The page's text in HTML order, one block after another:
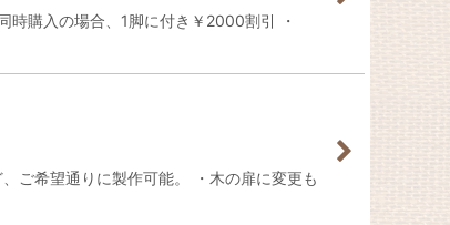
購入の場合、1脚に付き￥2000割引 ・
ご希望通りに製作可能。 ・木の扉に変更も